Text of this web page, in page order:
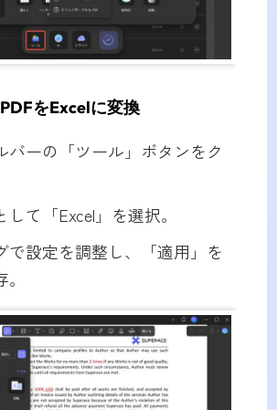
をExcelに変換
バーの「ツール」ボタンをク
て「Excel」を選択。
で設定を調整し、「適用」を